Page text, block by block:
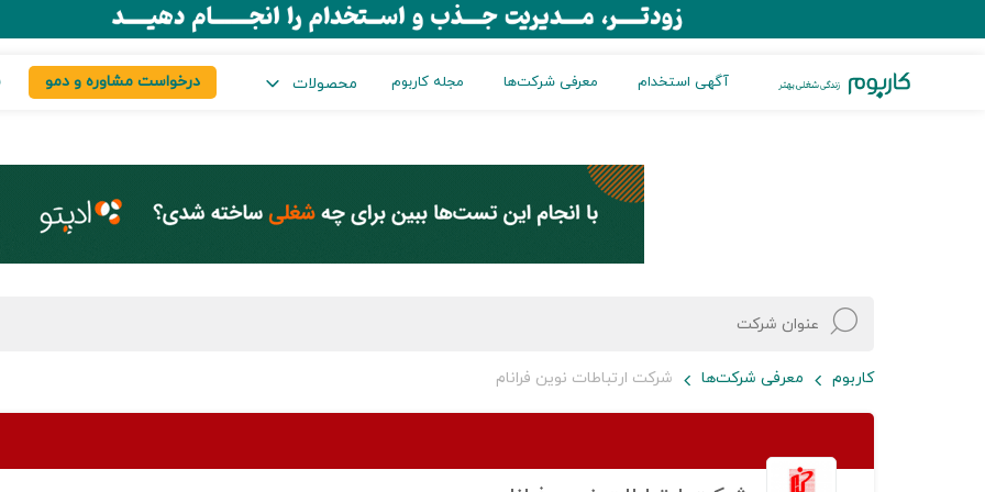
آگهی استخدام معرفی شرکت‌ها مجله کاربوم محصولات درخواست مشاوره و دمو
کاربوم معرفی شرکت‌ها شرکت ارتباطات نوین فرانام